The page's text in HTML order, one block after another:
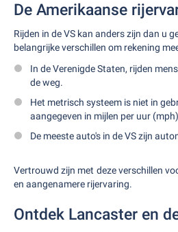
De Amerikaanse
Rijden in de VS kan anders zijn dan u
belangrijke verschillen om rekening
In de Verenigde Staten, rijden
de weg.
Het metrisch systeem is niet in
aangegeven in mijlen per uur
De meeste auto's in de VS zijn
Vertrouwd zijn met deze verschillen
en aangenamere rijervaring.
Ontdek Lancaster en